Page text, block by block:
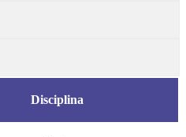
Disciplina